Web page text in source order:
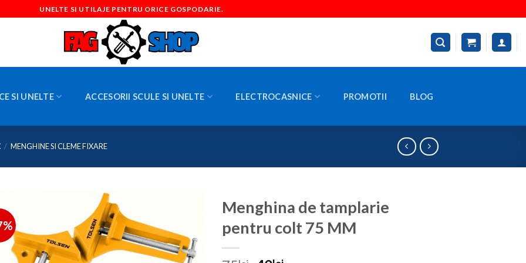
UNELTE SI UTILAJE PENTRU ORICE GOSPODARIE.
SI UNELTE ACCESORII SCULE SI UNELTE ELECTROCASNICE PROMOTII BLOG
/ MENGHINE SI CLEME FIXARE
Menghina de tamplarie
pentru colt 75 MM